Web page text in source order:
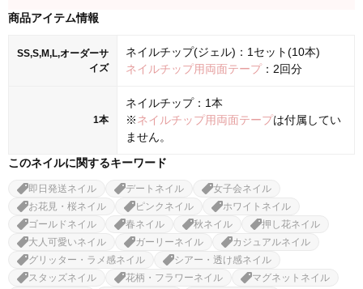
商品アイテム情報
SS,S,M,L,オーダーサ
イズ
ネイルチップ(ジェル)：1セット(10本)
ネイルチップ用両面テープ：2回分
1本
ネイルチップ：1本
※ネイルチップ用両面テープは付属してい
ません。
このネイルに関するキーワード
即日発送ネイル デートネイル
女子会ネイル
お花見・桜ネイル
ピンクネイル
ホワイトネイル
ゴールドネイル
春ネイル 秋ネイル
押し花ネイル
大人可愛いネイル
ガーリーネイル
カジュアルネイル
グリッター・ラメ感ネイル
シアー・透け感ネイル
スタッズネイル
花柄・フラワーネイル マグネットネイル